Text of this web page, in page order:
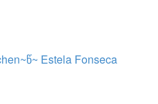
Estela Fonseca